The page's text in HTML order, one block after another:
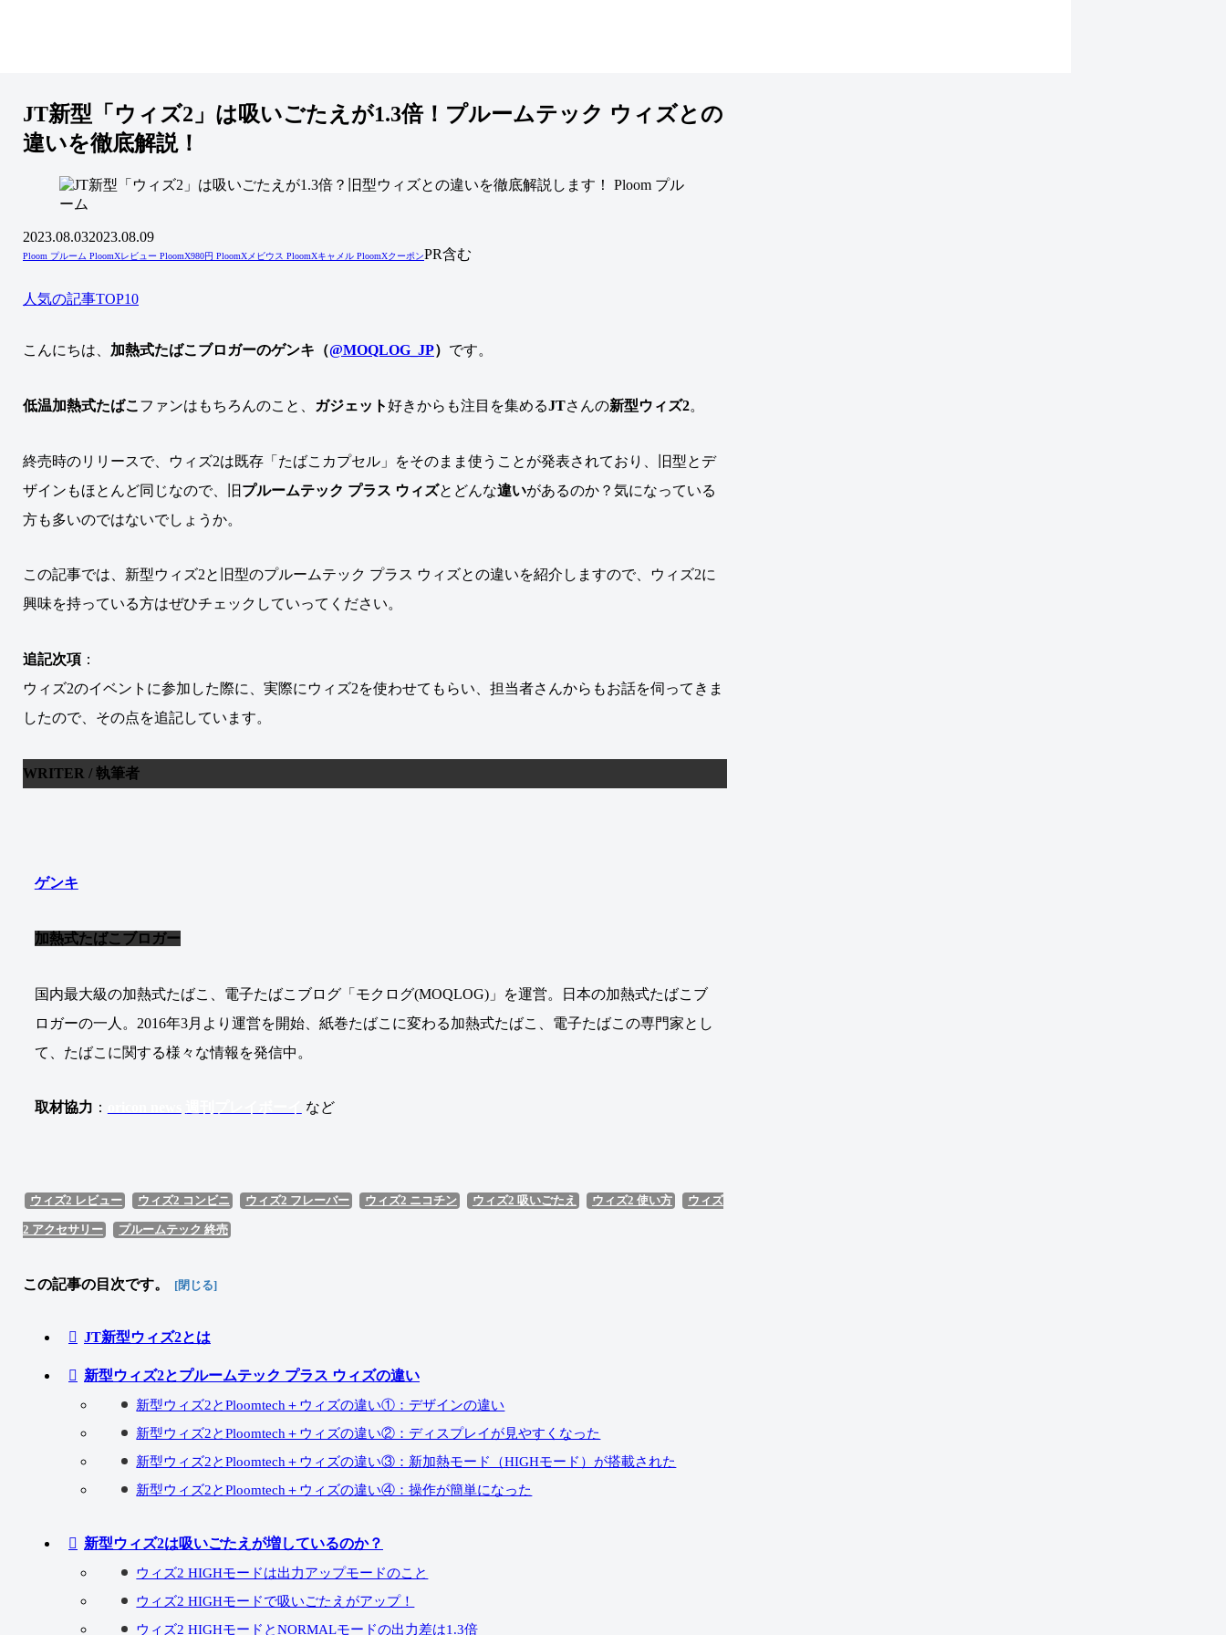
JT新型「ウィズ2」は吸いごたえが1.3倍！プルームテック ウィズとの
違いを徹底解説！
Ploom プル
ーム
2023.08.032023.08.09
Ploom プルーム PloomXレビュー PloomX980円 PloomXメビウス PloomXキャメル PloomXクーポンPR含む
人気の記事TOP10
こんにちは、 加熱式たばこブロガーのゲンキ（@MOQLOG_JP） です。
低温加熱式たばこ ファンはもちろんのこと、 ガジェット好きからも注目を集めるJTさんの新型ウィズ2。
終売時のリリースで、ウィズ2は既存「たばこカプセル」をそのまま使うことが発表されており、旧型とデ
ザインもほとんど同じなので、
旧 プルームテック プラス ウィズとどんな違いがあるのか？気になっている
方も多いのではないでしょうか。
この記事では、新型ウィズ2と旧型のプルームテック プラス ウィズとの違いを紹介しますので、ウィズ2に
興味を持っている方はぜひチェックしていってください。
追記次項 ：
ウィズ2のイベントに参加した際に、実際にウィズ2を使わせてもらい、担当者さんからもお話を伺ってきま
したので、その点を追記しています。
WRITER / 執筆者
ゲンキ
加熱式たばこブロガー
国内最大級の加熱式たばこ、電子たばこブログ「モクログ(MOQLOG)」を運営。日本の加熱式たばこブ
ロガーの一人。2016年3月より運営を開始、紙巻たばこに変わる加熱式たばこ、電子たばこの専門家とし
て、たばこに関する様々な情報を発信中。
取材協力 ： など
ウィズ2 レビュー ウィズ2 コンビニ ウィズ2 フレーバー ウィズ2 ニコチン ウィズ2 吸いごたえ ウィズ2 使い方 ウィズ
2 アクセサリー プルームテック 終売
この記事の目次です。
JT新型ウィズ2とは
新型ウィズ2とプルームテック プラス ウィズの違い
新型ウィズ2とPloomtech＋ウィズの違い①：デザインの違い
新型ウィズ2とPloomtech＋ウィズの違い②：ディスプレイが見やすくなった
新型ウィズ2とPloomtech＋ウィズの違い③：新加熱モード（HIGHモード）が搭載された
新型ウィズ2とPloomtech＋ウィズの違い④：操作が簡単になった
新型ウィズ2は吸いごたえが増しているのか？
ウィズ2 HIGHモードは出力アップモードのこと
ウィズ2 HIGHモードで吸いごたえがアップ！
ウィズ2 HIGHモードとNORMALモードの出力差は1.3倍